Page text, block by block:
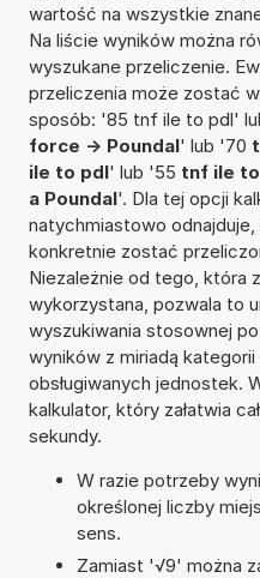
wartość na wszystkie
Na liście wyników można
wyszukane przeliczenie.
przeliczenia może zostać
sposób: '85 tnf ile to pdl'
force -> Poundal' lub '70
ile to pdl' lub '55 tnf ile
a Poundal'. Dla tej opcji
natychmiastowo
konkretnie zostać
Niezależnie od tego, która
wykorzystana, pozwala to
wyszukiwania stosownej
wyników z miriadą
obsługiwanych jednostek.
kalkulator, który załatwia
sekundy.
W razie potrzeby
określonej liczby
sens.
Zamiast '√9' można